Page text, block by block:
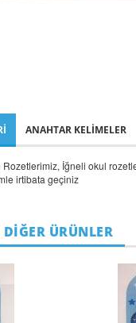
ANAHTAR KELIMELER
İğneli okul
irtibata geçiniz
ÜRÜNLER